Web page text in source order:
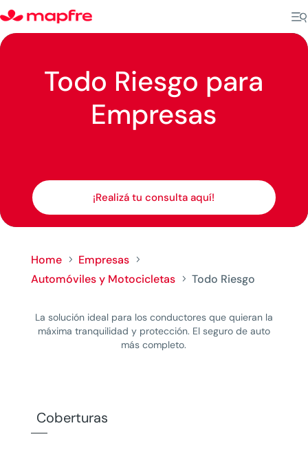
Todo Riesgo para
Empresas
¡Realizá tu consulta aquí!
Home 5 Empresas 5
Automóviles y Motocicletas 5 Todo Riesgo
La solución ideal para los conductores que quieran la
máxima tranquilidad y protección. El seguro de auto
más completo.
Coberturas